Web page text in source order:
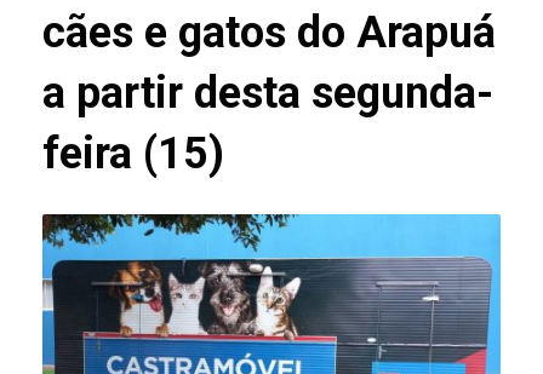
cães e gatos do Arapuá
a partir desta segunda-
feira (15)